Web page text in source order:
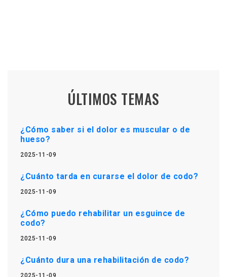
ÚLTIMOS TEMAS
¿Cómo saber si el dolor es muscular o de
hueso?
2025-11-09
¿Cuánto tarda en curarse el dolor de codo?
2025-11-09
¿Cómo puedo rehabilitar un esguince de
codo?
2025-11-09
¿Cuánto dura una rehabilitación de codo?
2025-11-09